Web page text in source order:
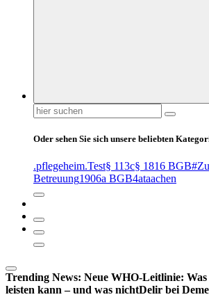
Suchen
nach:
Oder sehen Sie sich unsere beliebten
.pflegeheim.Test§ 113c§ 1816 BGB
Betreuung1906a BGB4ataachen
Trending News: Neue WHO-Leitlinie:
leisten kann – und was nichtDelir bei